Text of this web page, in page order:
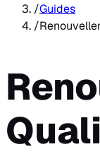
/Guides
/